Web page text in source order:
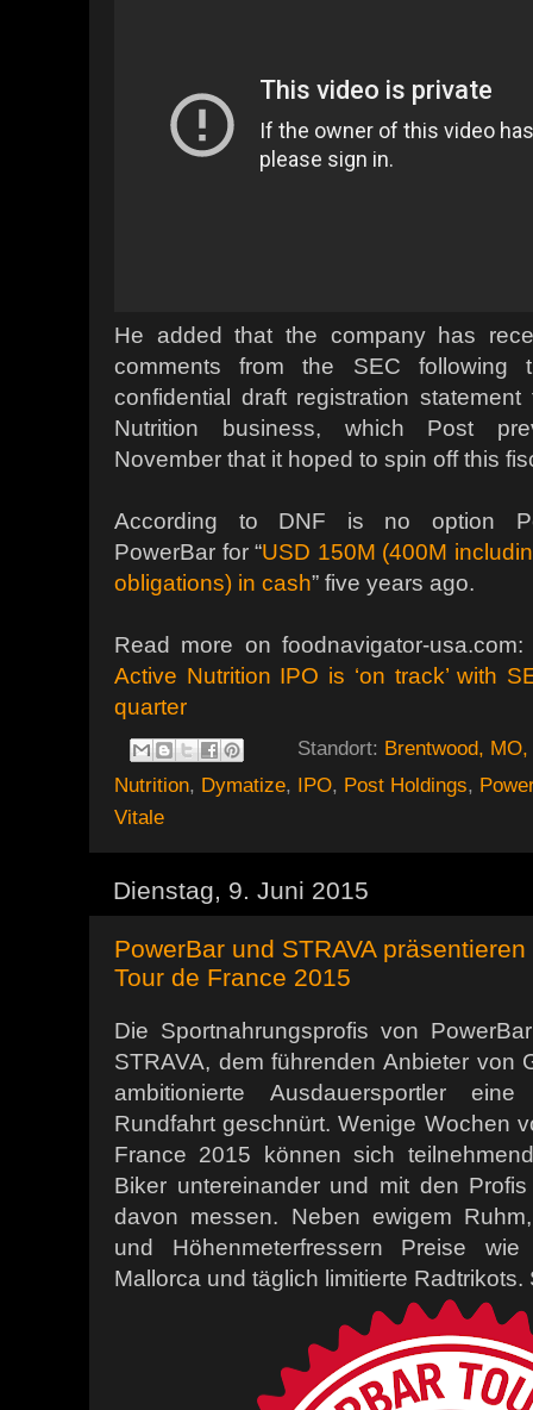
He added that the company has
comments from the SEC
confidential draft registration
Nutrition business, which Post
November that it hoped to spin off this
According to DNF is no option
PowerBar for “USD 150M (400M
obligations) in cash” five years ago.
Read more on foodnavigator-
Active Nutrition IPO is ‘on track’ with
quarter
Standort: Brentwood, MO,
Nutrition, Dymatize, IPO, Post Holdings,
Vitale
Dienstag, 9. Juni 2015
PowerBar und STRAVA
Tour de France 2015
Die Sportnahrungsprofis von
STRAVA, dem führenden Anbieter von
ambitionierte Ausdauersportler
Rundfahrt geschnürt. Wenige Wochen
France 2015 können sich
Biker untereinander und mit den
davon messen. Neben ewigem
und Höhenmeterfressern Preise
Mallorca und täglich limitierte Radtrikots.